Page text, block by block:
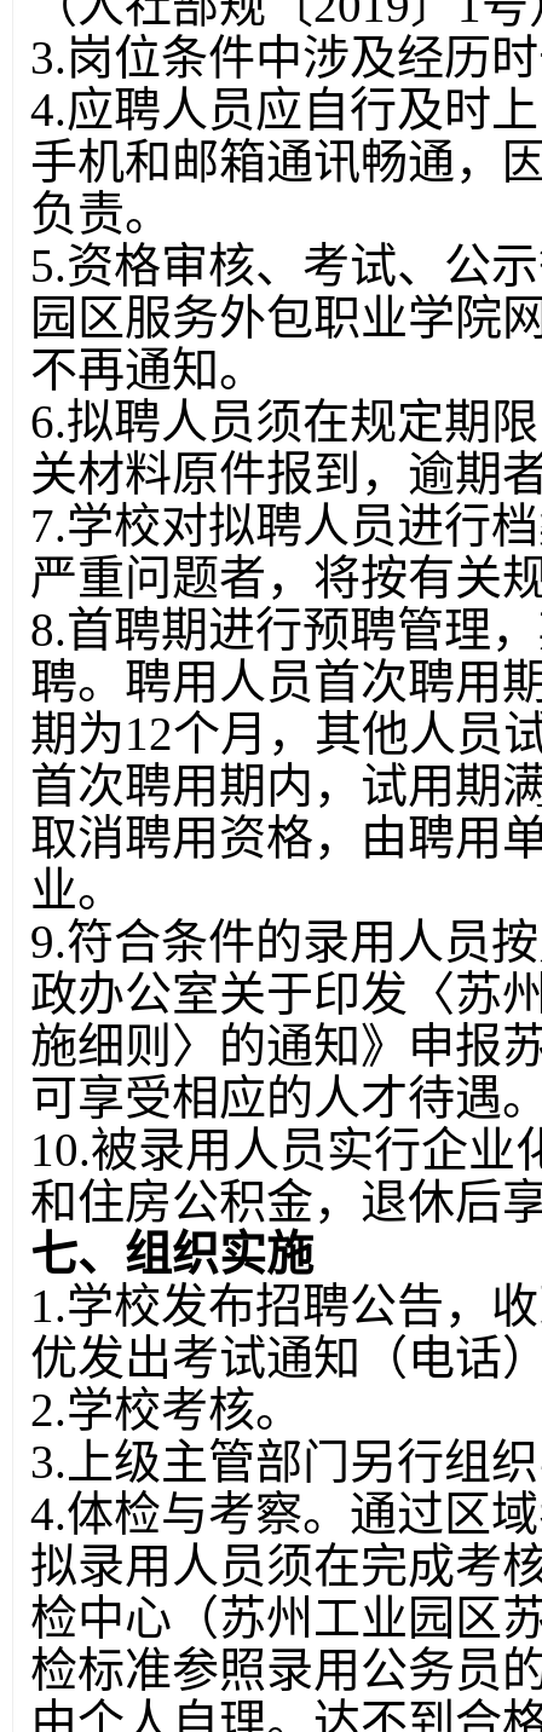
3.岗位条件中涉及经历
4.应聘人员应自行及时
手机和邮箱通讯畅通，
负责。
5.资格审核、考试、公
园区服务外包职业学院
不再通知。
6.拟聘人员须在规定期
关材料原件报到，逾期
7.学校对拟聘人员进行
严重问题者，将按有关
8.首聘期进行预聘管理
聘。聘用人员首次聘用
期为12个月，其他人员
首次聘用期内，试用期
取消聘用资格，由聘用
业。
9.符合条件的录用人员
政办公室关于印发〈苏
施细则〉的通知》申报
可享受相应的人才待遇
10.被录用人员实行企业
和住房公积金，退休后
七、组织实施
1.学校发布招聘公告，
优发出考试通知（电话
2.学校考核。
3.上级主管部门另行组
4.体检与考察。通过区
拟录用人员须在完成考
检中心（苏州工业园区
检标准参照录用公务员
由个人自理。达不到合